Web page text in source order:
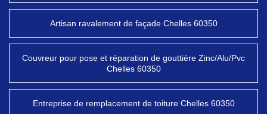
Artisan ravalement de façade Chelles 60350
Couvreur pour pose et réparation de gouttière Zinc/Alu/Pvc
Chelles 60350
Entreprise de remplacement de toiture Chelles 60350